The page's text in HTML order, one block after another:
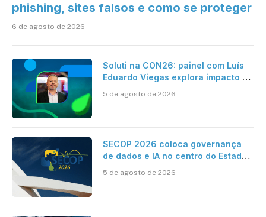
phishing, sites falsos e como se proteger
6 de agosto de 2026
Soluti na CON26: painel com Luís
Eduardo Viegas explora impacto de
Contabilidade
5 de agosto de 2026
SECOP 2026 coloca governança
de dados e IA no centro do Estado
5 de agosto de 2026